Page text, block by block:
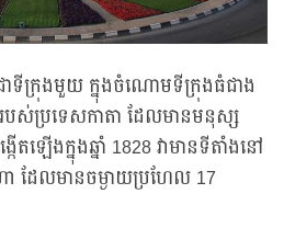
ជាទីក្រុងមួយ ក្នុងចំណោមទីក្រុងធំជាង
ស់ប្រទេសកាតា ដែលមានមនុស្ស
ឡើងក្នុងឆ្នាំ 1828 វាមានទីតាំងនៅ
ហា ដែលមានចម្ងាយប្រហែល 17